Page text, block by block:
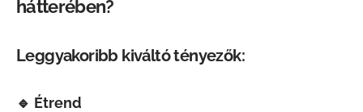
hátterében?
Leggyakoribb kiváltó tényezők:
🔹 Étrend